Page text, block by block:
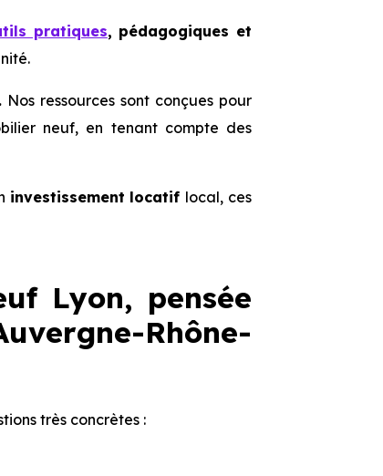
pratiques, pédagogiques et
ressources sont conçues pour
neuf, en tenant compte des
investissement locatif local, ces
Lyon, pensée
Rhône-
très concrètes :